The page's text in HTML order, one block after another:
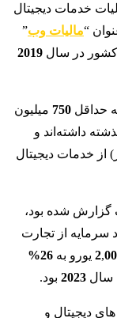
خدمات دیجیتال
“مالیات وب”
کشور در سال 2019
حداقل 750 میلیون
داشته‌اند و
از خدمات دیجیتال
گزارش شده بود،
سرمایه از تجارت
2, یورو به 26%
سال 2023 بود.
دیجیتال و